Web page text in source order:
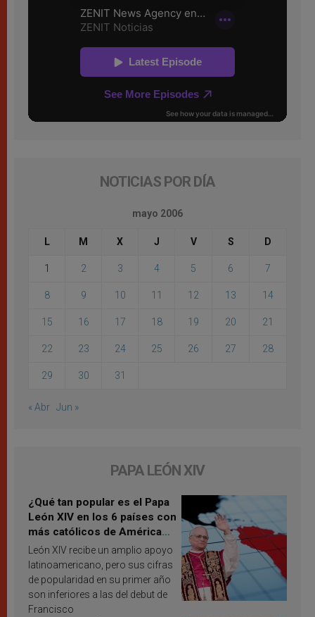
NOTICIAS POR DÍA
mayo 2006
L M X J V S D
1 2 3 4 5 6 7
8 9 10 11 12 13 14
15 16 17 18 19 20 21
22 23 24 25 26 27 28
29 30 31
« Abr Jun »
PAPA LEÓN XIV
¿Qué tan popular es el Papa
León XIV en los 6 países con
más católicos de América
Latina en 2026? Publican
resultados de investigación
León XIV recibe un amplio apoyo
latinoamericano, pero sus cifras
de popularidad en su primer año
son inferiores a las del debut de
Francisco